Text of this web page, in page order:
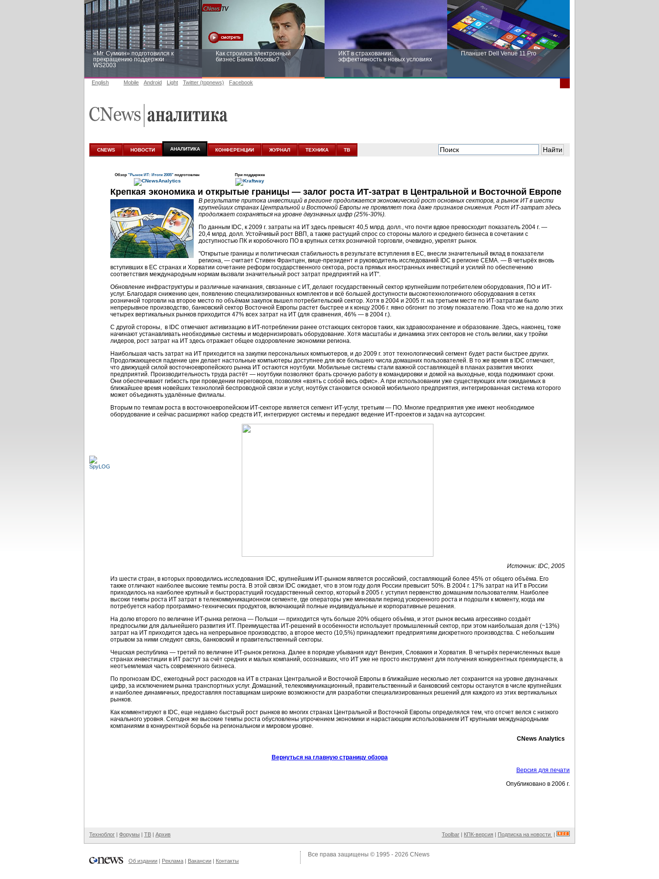
«Mr. Сумкин» подготовился к
прекращению поддержки
WS2003
Как строился электронный
бизнес Банка Москвы?
ИКТ в страховании:
эффективность в новых условиях
Планшет Dell Venue 11 Pro
аналитике
новых условиях
English Mobile Android Light Twitter (topnews) Facebook
CNEWS НОВОСТИ АНАЛИТИКА КОНФЕРЕНЦИИ ЖУРНАЛ ТЕХНИКА ТВ
Обзор "Рынок ИТ: Итоги 2005" подготовлен При поддержке
Крепкая экономика и открытые границы — залог роста ИТ-затрат в Центральной и Восточной Европе
В результате притока инвестиций в регионе продолжается экономический рост основных секторов, а рынок ИТ в шести
крупнейших странах Центральной и Восточной Европы не проявляет пока даже признаков снижения. Рост ИТ-затрат здесь
продолжает сохраняться на уровне двузначных цифр (25%-30%).
По данным IDC, к 2009 г. затраты на ИТ здесь превысят 40,5 млрд. долл., что почти вдвое превосходит показатель 2004 г. —
20,4 млрд. долл. Устойчивый рост ВВП, а также растущий спрос со стороны малого и среднего бизнеса в сочетании с
доступностью ПК и коробочного ПО в крупных сетях розничной торговли, очевидно, укрепят рынок.
"Открытые границы и политическая стабильность в результате вступления в ЕС, внесли значительный вклад в показатели
региона, — считает Стивен Франтцен, вице-президент и руководитель исследований IDC в регионе CEMA. — В четырёх вновь
вступивших в ЕС странах и Хорватии сочетание реформ государственного сектора, роста прямых иностранных инвестиций и усилий по обеспечению
соответствия международным нормам вызвали значительный рост затрат предприятий на ИТ".
Обновление инфраструктуры и различные начинания, связанные с ИТ, делают государственный сектор крупнейшим потребителем оборудования, ПО и ИТ-
услуг. Благодаря снижению цен, появлению специализированных комплектов и всё большей доступности высокотехнологичного оборудования в сетях
розничной торговли на второе место по объёмам закупок вышел потребительский сектор. Хотя в 2004 и 2005 гг. на третьем месте по ИТ-затратам было
непрерывное производство, банковский сектор Восточной Европы растет быстрее и к концу 2006 г. явно обгонит по этому показателю. Пока что же на долю этих
четырех вертикальных рынков приходится 47% всех затрат на ИТ (для сравнения, 46% — в 2004 г.).
С другой стороны, в IDC отмечают активизацию в ИТ-потреблении ранее отстающих секторов таких, как здравоохранение и образование. Здесь, наконец, тоже
начинают устанавливать необходимые системы и модернизировать оборудование. Хотя масштабы и динамика этих секторов не столь велики, как у тройки
лидеров, рост затрат на ИТ здесь отражает общее оздоровление экономики региона.
Наибольшая часть затрат на ИТ приходится на закупки персональных компьютеров, и до 2009 г. этот технологический сегмент будет расти быстрее других.
Продолжающееся падение цен делает настольные компьютеры доступнее для все большего числа домашних пользователей. В то же время в IDC отмечают,
что движущей силой восточноевропейского рынка ИТ остаются ноутбуки. Мобильные системы стали важной составляющей в планах развития многих
предприятий. Производительность труда растёт — ноутбуки позволяют брать срочную работу в командировки и домой на выходные, когда поджимают сроки.
Они обеспечивают гибкость при проведении переговоров, позволяя «взять с собой весь офис». А при использовании уже существующих или ожидаемых в
ближайшее время новейших технологий беспроводной связи и услуг, ноутбук становится основой мобильного предприятия, интегрированная система которого
может объединять удалённые филиалы.
Вторым по темпам роста в восточноевропейском ИТ-секторе является сегмент ИТ-услуг, третьим — ПО. Многие предприятия уже имеют необходимое
оборудование и сейчас расширяют набор средств ИТ, интегрируют системы и передают ведение ИТ-проектов и задач на аутсорсинг.
Источник: IDC, 2005
Из шести стран, в которых проводились исследования IDC, крупнейшим ИТ-рынком является российский, составляющий более 45% от общего объёма. Его
также отличают наиболее высокие темпы роста. В этой связи IDC ожидает, что в этом году доля России превысит 50%. В 2004 г. 17% затрат на ИТ в России
приходилось на наиболее крупный и быстрорастущий государственный сектор, который в 2005 г. уступил первенство домашним пользователям. Наиболее
высоки темпы роста ИТ затрат в телекоммуникационном сегменте, где операторы уже миновали период ускоренного роста и подошли к моменту, когда им
потребуется набор программно-технических продуктов, включающий полные индивидуальные и корпоративные решения.
На долю второго по величине ИТ-рынка региона — Польши — приходится чуть больше 20% общего объёма, и этот рынок весьма агрессивно создаёт
предпосылки для дальнейшего развития ИТ. Преимущества ИТ-решений в особенности использует промышленный сектор, при этом наибольшая доля (~13%)
затрат на ИТ приходится здесь на непрерывное производство, а второе место (10,5%) принадлежит предприятиям дискретного производства. С небольшим
отрывом за ними следуют связь, банковский и правительственный секторы.
Чешская республика — третий по величине ИТ-рынок региона. Далее в порядке убывания идут Венгрия, Словакия и Хорватия. В четырёх перечисленных выше
странах инвестиции в ИТ растут за счёт средних и малых компаний, осознавших, что ИТ уже не просто инструмент для получения конкурентных преимуществ, а
неотъемлемая часть современного бизнеса.
По прогнозам IDC, ежегодный рост расходов на ИТ в странах Центральной и Восточной Европы в ближайшие несколько лет сохранится на уровне двузначных
цифр, за исключением рынка транспортных услуг. Домашний, телекоммуникационный, правительственный и банковский секторы останутся в числе крупнейших
и наиболее динамичных, предоставляя поставщикам широкие возможности для разработки специализированных решений для каждого из этих вертикальных
рынков.
Как комментируют в IDC, еще недавно быстрый рост рынков во многих странах Центральной и Восточной Европы определялся тем, что отсчет велся с низкого
начального уровня. Сегодня же высокие темпы роста обусловлены упрочением экономики и нарастающим использованием ИТ крупными международными
компаниями в конкурентной борьбе на региональном и мировом уровне.
CNews Analytics
Вернуться на главную страницу обзора
Версия для печати
Опубликовано в 2006 г.
Техноблог | Форумы | ТВ | Архив Toolbar | КПК-версия | Подписка на новости |
Об издании | Реклама | Вакансии | Контакты
Все права защищены © 1995 - 2026 CNews